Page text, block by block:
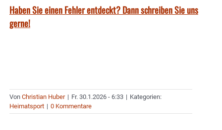
Haben Sie einen Fehler entdeckt? Dann schreiben Sie uns
gerne!
Von Christian Huber | Fr. 30.1.2026 - 6:33 | Kategorien:
Heimatsport | 0 Kommentare